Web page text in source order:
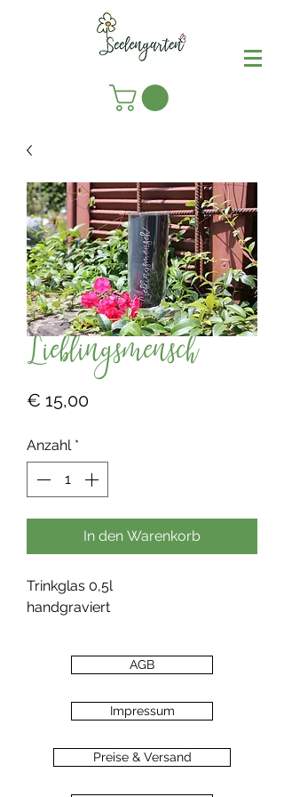
Lieblingsmensch
€ 15,00Preis
Anzahl *
In den Warenkorb
Trinkglas 0,5l
handgraviert
AGB
Impressum
Preise & Versand